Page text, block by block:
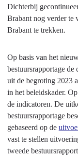
Dichterbij
Brabant nog verder te
Brabant te trekken.
Op basis van het
bestuursrapportage
uit de begroting 2023
in het beleidskader.
de indicatoren. De
bestuursrapportage
gebaseerd op de
vast te stellen
tweede